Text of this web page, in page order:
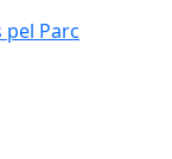
Parc